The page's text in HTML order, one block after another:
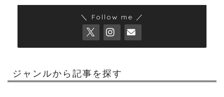
＼ Follow me ／
ジャンルから記事を探す